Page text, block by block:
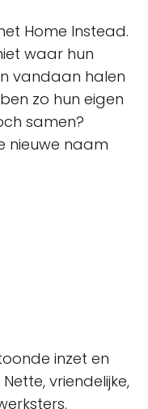
Home Instead.
waar hun
vandaan halen
zo hun eigen
samen?
nieuwe naam
inzet en
vriendelijke,